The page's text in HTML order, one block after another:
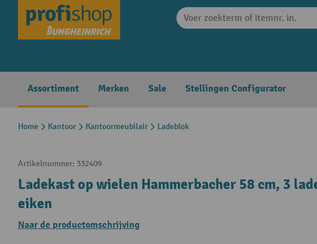
Skip to main navigation
Assortiment Merken Sale Stellingen Configurator
Home Kantoor Kantoormeubilair Ladeblok
Artikelnummer: 332409
Ladekast op wielen Hammerbacher 58 cm, 3
eiken
Naar de productomschrijving